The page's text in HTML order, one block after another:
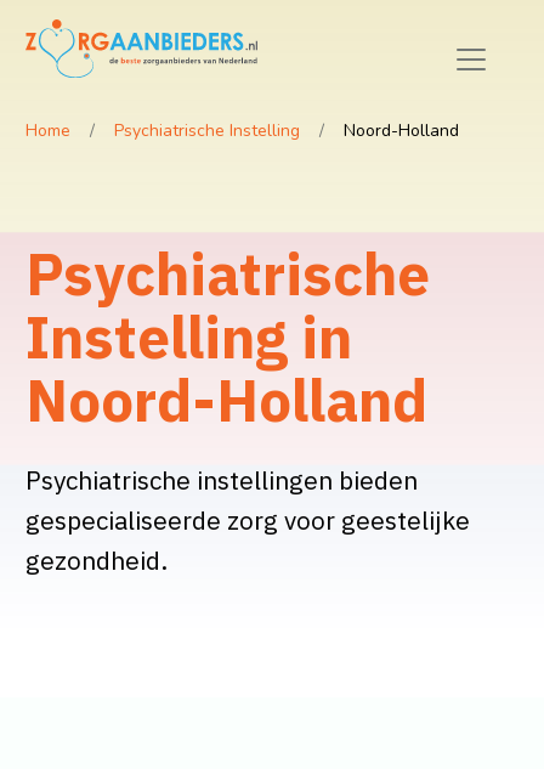
Home Psychiatrische Instelling Noord-Holland
Psychiatrische
Instelling in
Noord-Holland
Psychiatrische instellingen bieden
gespecialiseerde zorg voor geestelijke
gezondheid.